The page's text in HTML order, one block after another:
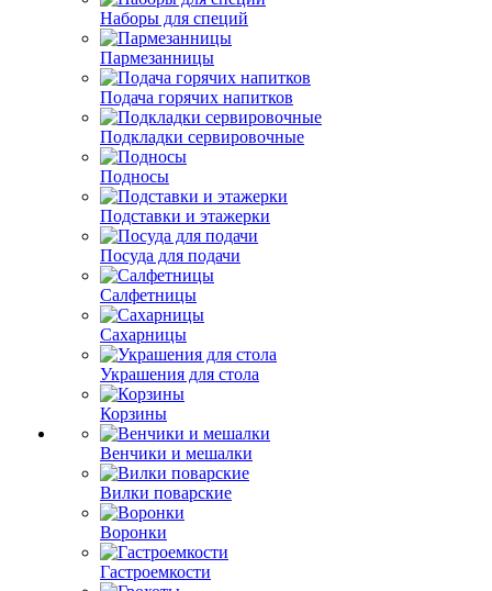
Наборы для специй
Пармезанницы
Подача горячих напитков
Подкладки сервировочные
Подносы
Подставки и этажерки
Посуда для подачи
Салфетницы
Сахарницы
Украшения для стола
Корзины
Венчики и мешалки
Вилки поварские
Воронки
Гастроемкости